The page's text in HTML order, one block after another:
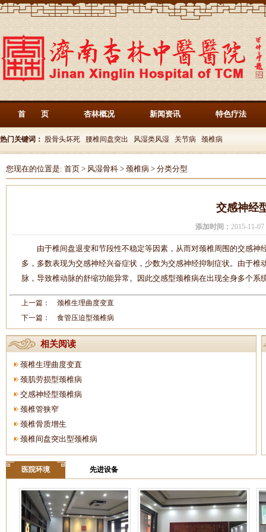
首 页 杏林概况 新闻资讯 特色疗法
热门关键词： 股骨头坏死 腰椎间盘突出 风湿类风湿 关节病 颈椎病
您现在的位置是: 首页 > 风湿骨科 > 颈椎病 > 分类分型
交感神经
添加时间： 2015-11-
由于椎间盘退变和节段性不稳定等因素，从而对颈椎周围的交感神
多，多数表现为交感神经兴奋症状，少数为交感神经抑制症状。由于
脉，导致椎动脉的舒缩功能异常。因此交感型颈椎病在出现全身多个
上一篇： 颈椎生理曲度变直
下一篇： 食管压迫型颈椎病
相关阅读
颈椎生理曲度变直
颈肌劳损型颈椎病
交感神经型颈椎病
颈椎管狭窄
颈椎骨质增生
颈椎间盘突出型颈椎病
医院环境 先进设备